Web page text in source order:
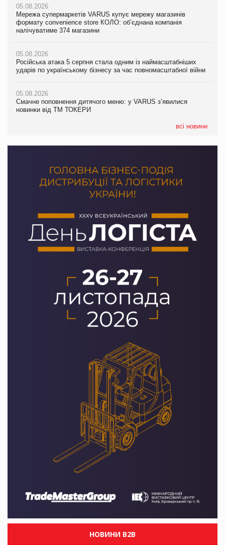
05.08.2026
Мережа супермаркетів VARUS купує мережу магазинів
формату convenience store КОЛО: об’єднана компанія
налічуватиме 374 магазини
05.08.2026
Російська атака 5 серпня стала одним із наймасштабніших
ударів по українському бізнесу за час повномасштабної війни
05.08.2026
Смачне поповнення дитячого меню: у VARUS з’явилися
новинки від ТМ ТОКЕРИ
всі новини
05.08.2026
Смачне поповнення дитячого меню: у VARUS з’явилися
новинки від ТМ ТОКЕРИ
05.08.2026
Сергій Лісунов про заморожені хлібобулочні вироби на
PrivateLabel&FMCG Master 2026
04.08.2026
Через атаку РФ у Дніпрі пошкоджено склад шоколаду
Millennium
05.08.2026
Adidas витратила понад $1 млрд на маркетинг за квартал
продуктів
НОВИНИ B2B